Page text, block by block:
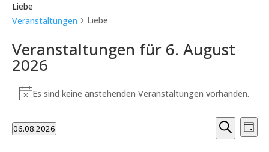
Liebe
Veranstaltungen
Liebe
Veranstaltungen für 6. August
2026
Hinweis
Es sind keine anstehenden Veranstaltungen vorhanden.
Suche
Suche
Tag
06.08.2026